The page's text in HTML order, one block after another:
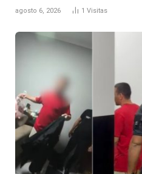
agosto 6, 2026 1 Visitas